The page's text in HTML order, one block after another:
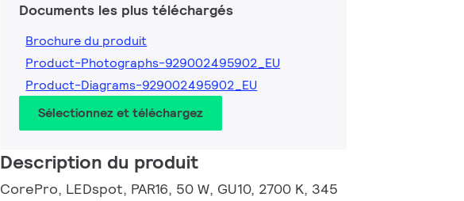
Documents les plus téléchargés
Brochure du produit
Product-Photographs-929002495902_EU
Product-Diagrams-929002495902_EU
Sélectionnez et téléchargez
Description du produit
CorePro, LEDspot, PAR16, 50 W, GU10, 2700 K, 345